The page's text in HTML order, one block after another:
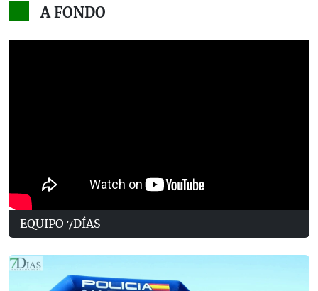
A FONDO
EQUIPO 7DÍAS